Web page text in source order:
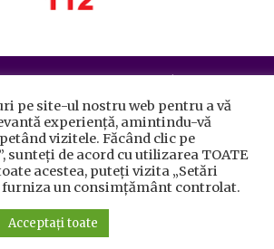
utilizare cookie-uri
5 București©️2021. Toate drepturile
rezervate.
pe site-ul nostru web pentru a vă
experiență, amintindu-vă
vizitele. Făcând clic pe
sunteți de acord cu utilizarea TOATE
acestea, puteți vizita „Setări
furniza un consimțământ controlat.
Acceptați toate